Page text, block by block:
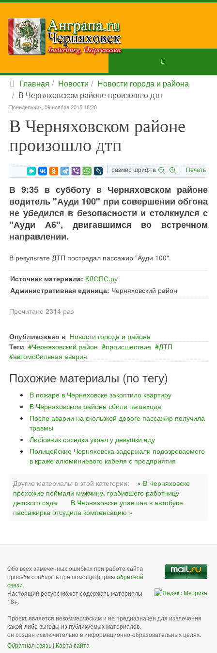
Главная Новости
Новости города и района
В Черняховском районе произошло дтп
Понедельник, 09 ноября 2015 18:28
В Черняховском районе
произошло дтп
размер шрифта Печать
В 9:35 в субботу в Черняховском районе
водитель "Ауди 100" при совершении обгона
не убедился в безопасности и столкнулся с
"Ауди А6", двигавшимся во встречном
направлении.
В результате ДТП пострадал пассажир "Ауди 100".
Источник материала: КЛОПС.ру
Административная единица: Черняховский район
Прочитано 2314 раз
Опубликовано в Новости города и района
Теги
Черняховский район происшествие
ДТП
автомобильная авария
Похожие материалы (по тегу)
В пожаре в Черняховске закоптило квартиру
В Черняховском районе сбили пешехода
После аварии на скользкой дороге пассажир получила
травмы
Любовник соседки украл у девушки еду
Полицейские Черняховска задержали подозреваемого
в краже алюминиевого кабеля с предприятия
Другие материалы в этой категории:
« В Черняховске
прохожие поймали мужчину, грабившего работницу
детского сада
В Черняховске упавшая в автобусе
пассажирка отсудила компенсацию »
Обо всех замеченных ошибках при работе сайта
просьба сообщать при помощи формы обратной
связи.
Настоящий ресурс может содержать материалы
18+.
Проект является некоммерческим и не предназначен для извлечения
какой-либо выгоды из публикуемых материалов,
он создан исключительно в информационно-образовательных целях.
Обратная связь | Карта сайта